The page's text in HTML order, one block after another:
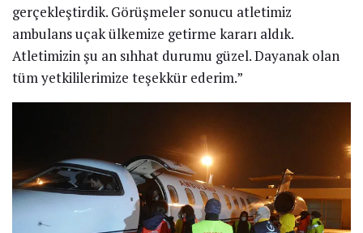
gerçekleştirdik. Görüşmeler sonucu atletimiz
ambulans uçak ülkemize getirme kararı aldık.
Atletimizin şu an sıhhat durumu güzel. Dayanak olan
tüm yetkililerimize teşekkür ederim.”